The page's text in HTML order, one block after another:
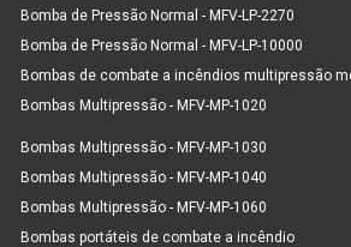
Bomba de Pressão Normal - MFV-LP-2270
Bomba de Pressão Normal - MFV-LP-10000
Bombas de combate a incêndios multipressão
Bombas Multipressão - MFV-MP-1020
Bombas Multipressão - MFV-MP-1030
Bombas Multipressão - MFV-MP-1040
Bombas Multipressão - MFV-MP-1060
Bombas portáteis de combate a incêndio